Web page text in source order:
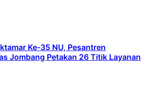
Ke-35 NU, Pesantren
Jombang Petakan 26 Titik Layanan